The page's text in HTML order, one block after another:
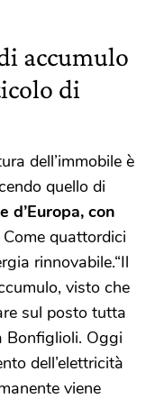
accumulo
di
dell’immobile è
quello di
d’Europa, con
Come quattordici
rinnovabile.“Il
visto che
sul posto tutta
Bonfiglioli. Oggi
dell’elettricità
viene